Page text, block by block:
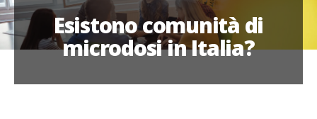
Esistono comunità di
microdosi in Italia?